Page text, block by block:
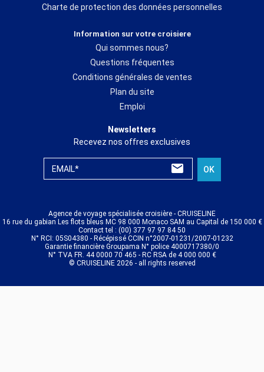
Charte de protection des données personnelles
Information sur votre croisiere
Qui sommes nous?
Questions fréquentes
Conditions générales de ventes
Plan du site
Emploi
Newsletters
Recevez nos offres exclusives
EMAIL* OK
Agence de voyage spécialisée croisière - CRUISELINE
16 rue du gabian Les flots bleus MC 98 000 Monaco SAM au Capital de 150 000 €
Contact tel : (00) 377 97 97 84 50
N° RCI: 05S04380 - Récépissé CCIN n°2007-01231/2007-01232
Garantie financière Groupama N° police 4000717380/0
N° TVA FR. 44 0000 70 465 - RC RSA de 4 000 000 €
© CRUISELINE 2026 - all rights reserved